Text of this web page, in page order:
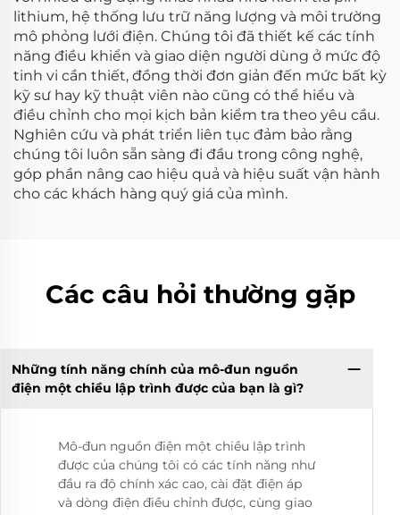
lithium, hệ thống lưu trữ năng lượng và môi trường
mô phỏng lưới điện. Chúng tôi đã thiết kế các tính
năng điều khiển và giao diện người dùng ở mức độ
tinh vi cần thiết, đồng thời đơn giản đến mức bất kỳ
kỹ sư hay kỹ thuật viên nào cũng có thể hiểu và
điều chỉnh cho mọi kịch bản kiểm tra theo yêu cầu.
Nghiên cứu và phát triển liên tục đảm bảo rằng
chúng tôi luôn sẵn sàng đi đầu trong công nghệ,
góp phần nâng cao hiệu quả và hiệu suất vận hành
cho các khách hàng quý giá của mình.
Các câu hỏi thường gặp
Những tính năng chính của mô-đun nguồn
điện một chiều lập trình được của bạn là gì?
Mô-đun nguồn điện một chiều lập trình
được của chúng tôi có các tính năng như
đầu ra độ chính xác cao, cài đặt điện áp
và dòng điện điều chỉnh được, cùng giao